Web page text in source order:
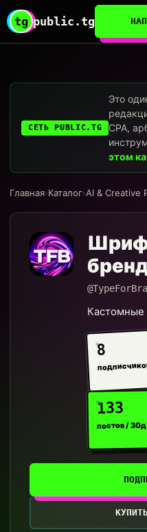
tg public.tg
СЕТЬ PUBLIC.TG
Это
CPA,
этом
Главная›Каталог›AI & Creative
8
133
постов / 30д